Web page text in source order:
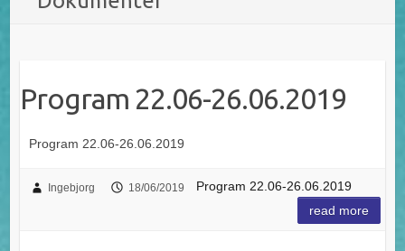
Program 22.06-26.06.2019
Program 22.06-26.06.2019
Ingebjorg 18/06/2019
Program 22.06-26.06.2019
read more